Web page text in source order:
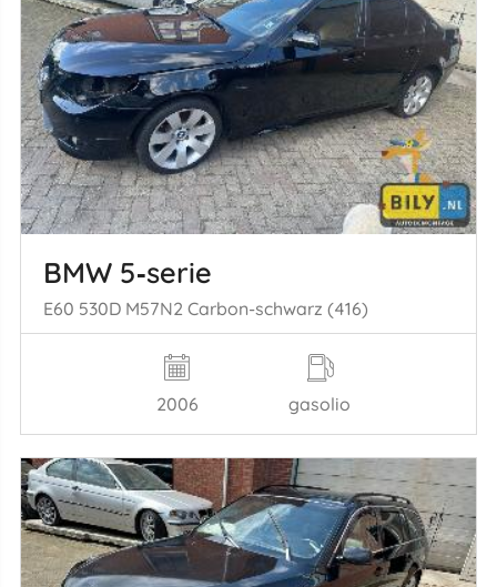
BMW 5‑serie
E60 530D M57N2 Carbon-schwarz (416)
2006 gasolio